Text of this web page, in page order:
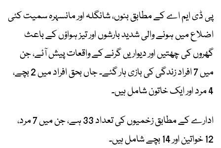
پی ڈی ایم اے کے مطابق بنوں، شانگلہ اور مانسہرہ سمیت کئی
اضلاع میں ہونے والی شدید بارشوں اور تیز ہواؤں کے باعث
گھروں کی چھتیں اور دیواریں گرنے کے واقعات پیش آئے، جن
میں 7 افراد زندگی کی بازی ہار گئے۔ جاں بحق افراد میں 2 بچے،
4 مرد اور ایک خاتون شامل ہیں۔
ادارے کے مطابق زخمیوں کی تعداد 33 ہے، جن میں 7 مرد،
12 خواتین اور 14 بچے شامل ہیں۔